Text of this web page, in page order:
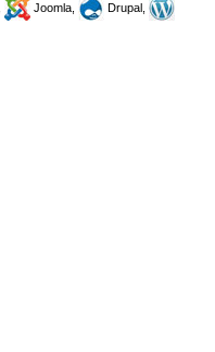
Joomla,
Drupal,